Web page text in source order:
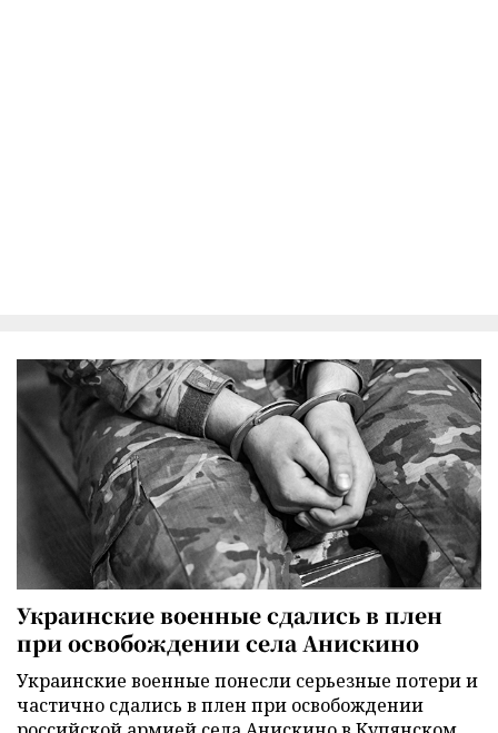
Украинские военные сдались в плен
при освобождении села Анискино
Украинские военные понесли серьезные потери и
частично сдались в плен при освобождении